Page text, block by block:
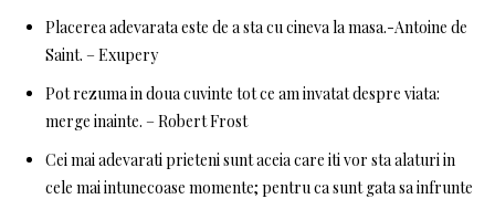
Placerea adevarata este de a sta cu cineva la masa.-Antoine de
Saint. – Exupery
Pot rezuma in doua cuvinte tot ce am invatat despre viata:
merge inainte. – Robert Frost
Cei mai adevarati prieteni sunt aceia care iti vor sta alaturi in
cele mai intunecoase momente; pentru ca sunt gata sa infrunte